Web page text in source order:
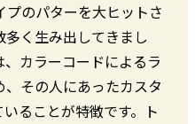
のパターを大ヒットさ
く生み出してきまし
カラーコードによるラ
その人にあったカスタ
ることが特徴です。ト